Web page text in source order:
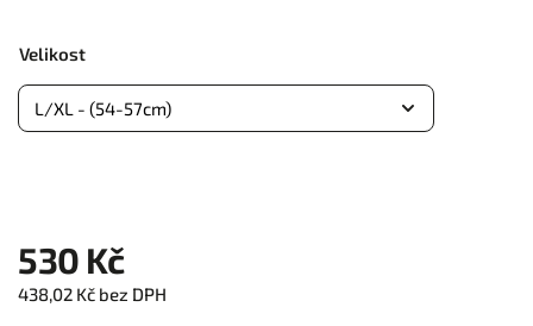
Velikost
530 Kč
438,02 Kč bez DPH